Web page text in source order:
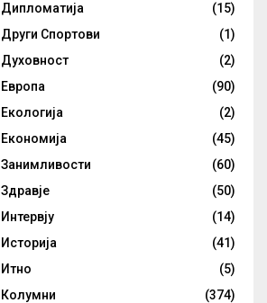
Дипломатија
(15)
Други Спортови
(1)
Духовност
(2)
Европа
(90)
Екологија
(2)
Економија
(45)
Занимливости
(60)
Здравје
(50)
Интервју
(14)
Историја
(41)
Итно
(5)
Колумни
(374)